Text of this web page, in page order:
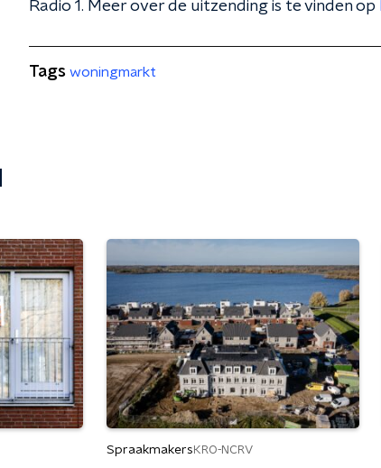
Radio 1. Meer over de uitzending is te vinden op
Tags woningmarkt
Spraakmakers KRO-NCRV